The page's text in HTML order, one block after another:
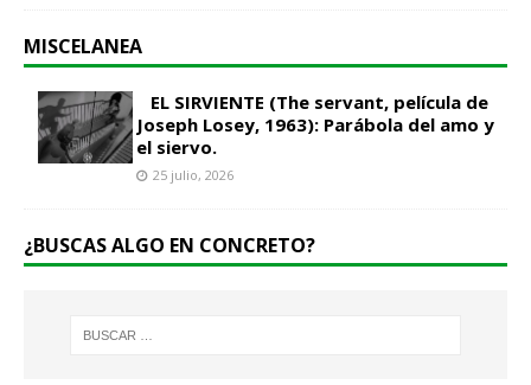
MISCELANEA
EL SIRVIENTE (The servant, película de
Joseph Losey, 1963): Parábola del amo y
el siervo.
25 julio, 2026
¿BUSCAS ALGO EN CONCRETO?